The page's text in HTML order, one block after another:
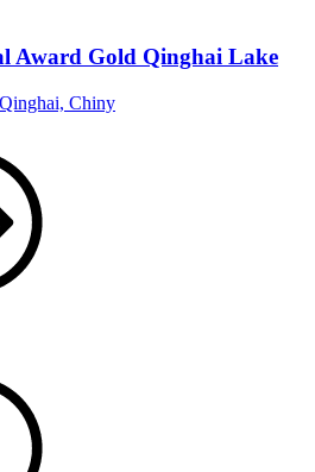
Award Gold Qinghai Lake
Chiny